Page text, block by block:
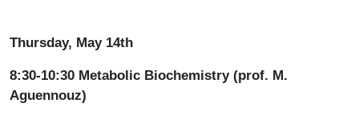
Thursday, May 14th
8:30-10:30 Metabolic Biochemistry (prof. M.
Aguennouz)